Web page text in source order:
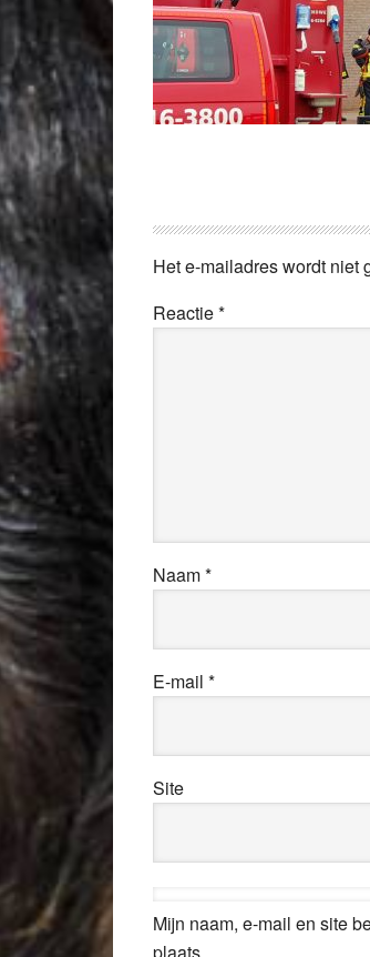
Het e-mailadres wordt niet
Reactie*
Naam*
E-mail *
Site
Mijn naam, e-mail en site